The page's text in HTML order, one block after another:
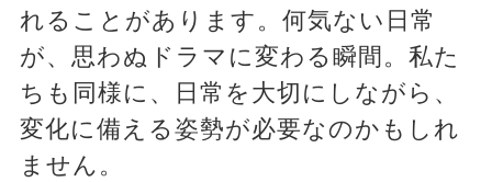
れることがあります。何気ない日常
が、思わぬドラマに変わる瞬間。私た
ちも同様に、日常を大切にしながら、
変化に備える姿勢が必要なのかもしれ
ません。